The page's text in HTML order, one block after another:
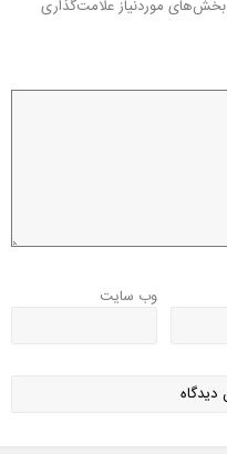
بخش‌های موردنیاز علامت‌گذاری
وب‌ سایت